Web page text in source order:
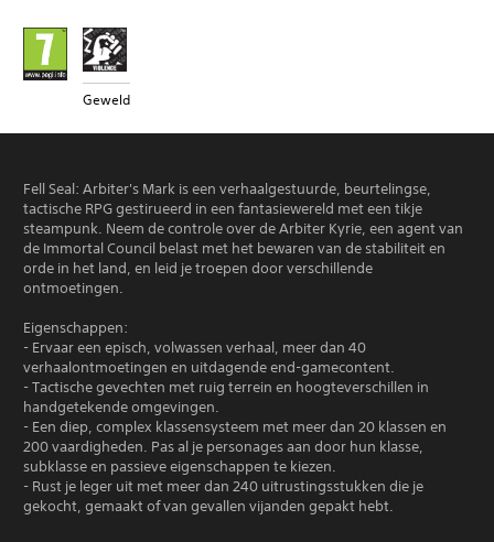
Geweld
Fell Seal: Arbiter's Mark is een verhaalgestuurde, beurtelingse,
tactische RPG gestirueerd in een fantasiewereld met een tikje
steampunk. Neem de controle over de Arbiter Kyrie, een agent van
de Immortal Council belast met het bewaren van de stabiliteit en
orde in het land, en leid je troepen door verschillende
ontmoetingen.
Eigenschappen:
- Ervaar een episch, volwassen verhaal, meer dan 40
verhaalontmoetingen en uitdagende end-gamecontent.
- Tactische gevechten met ruig terrein en hoogteverschillen in
handgetekende omgevingen.
- Een diep, complex klassensysteem met meer dan 20 klassen en
200 vaardigheden. Pas al je personages aan door hun klasse,
subklasse en passieve eigenschappen te kiezen.
- Rust je leger uit met meer dan 240 uitrustingsstukken die je
gekocht, gemaakt of van gevallen vijanden gepakt hebt.